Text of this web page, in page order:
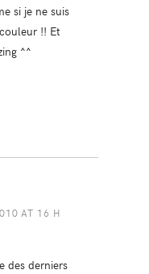
si je ne suis
!! Et
^^
AT 16 H
des derniers